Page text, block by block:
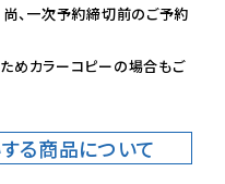
、一次予約締切前のご予約
めカラーコピーの場合もご
る商品について